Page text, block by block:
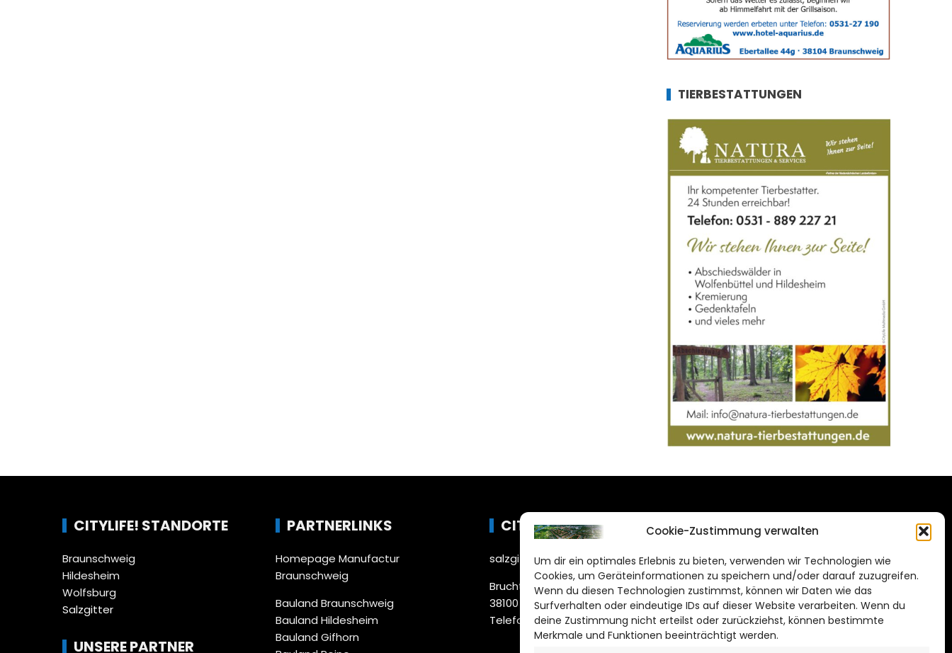
Cookie-Zustimmung verwalten
Um dir ein optimales Erlebnis zu bieten, verwenden wir Technologien wie
Cookies, um Geräteinformationen zu speichern und/oder darauf zuzugreifen.
Wenn du diesen Technologien zustimmst, können wir Daten wie das
Surfverhalten oder eindeutige IDs auf dieser Website verarbeiten. Wenn du
deine Zustimmung nicht erteilst oder zurückziehst, können bestimmte
Merkmale und Funktionen beeinträchtigt werden.
TIERBESTATTUNGEN
CITYLIFE! STANDORTE
Braunschweig
Hildesheim
Wolfsburg
Salzgitter
UNSERE PARTNER
PARTNERLINKS
Homepage Manufactur
Braunschweig
Bauland Braunschweig
Bauland Hildesheim
Bauland Gifhorn
CITYLIFE!
salzgitter@citylifemedien.de
Bruchtorwall 12
38100 Braunschweig
Telefon: 0531 387220 – 65
DAS STADTMAGAZIN
FÜR SALZGITTER
Impressum
Datenschutzerklärung
Cookie Richtlinie
CITYLIFE! BEI FACEBOOK